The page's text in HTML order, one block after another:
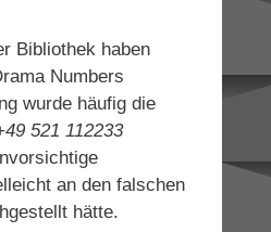
Bibliothek haben
Numbers
wurde häufig die
521 112233
an den falschen
hätte.